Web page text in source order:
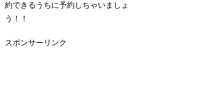
約できるうちに予約しちゃいましょ
う！！
スポンサーリンク